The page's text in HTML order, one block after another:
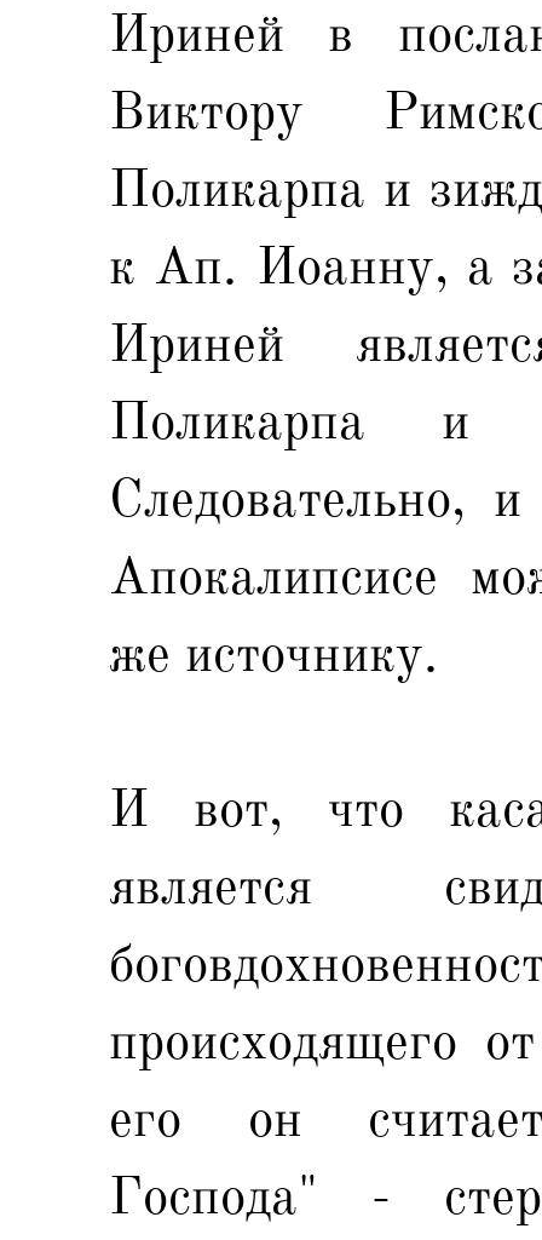
Ириней в
Виктору
Поликарпа и
к Ап. Иоанну, а
Ириней
Поликарпа и
Следовательно,
Апокалипсисе
же источнику.
И вот, что
является
происходящего
его он
Господа" -